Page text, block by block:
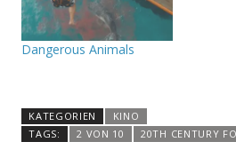
Dangerous Animals
KATEGORIEN
KINO
TAGS:
2 VON 10 20TH CENTURY